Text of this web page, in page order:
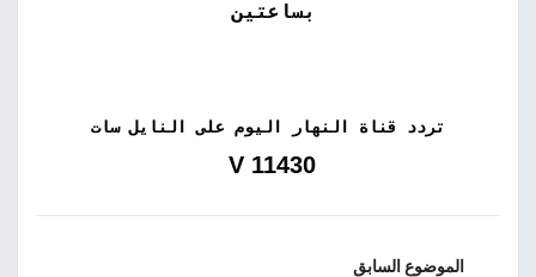
بساعتين
تردد قناة النهار اليوم على النايل سات
11430 V
الموضوع السابق